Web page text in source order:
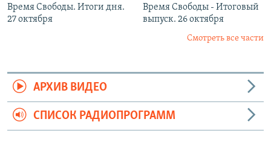
Время Свободы. Итоги дня.
27 октября
Время Свободы - Итоговый
выпуск. 26 октября
Смотреть все части
АРХИВ ВИДЕО
СПИСОК РАДИОПРОГРАММ